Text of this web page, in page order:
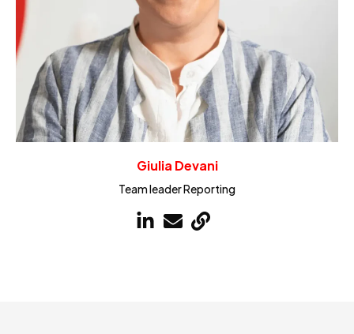
Giulia Devani
Team leader Reporting